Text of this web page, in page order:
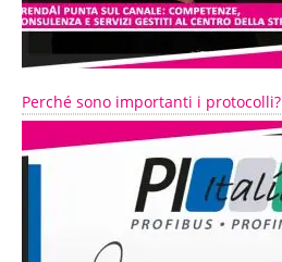
Perché sono importanti i protocolli?